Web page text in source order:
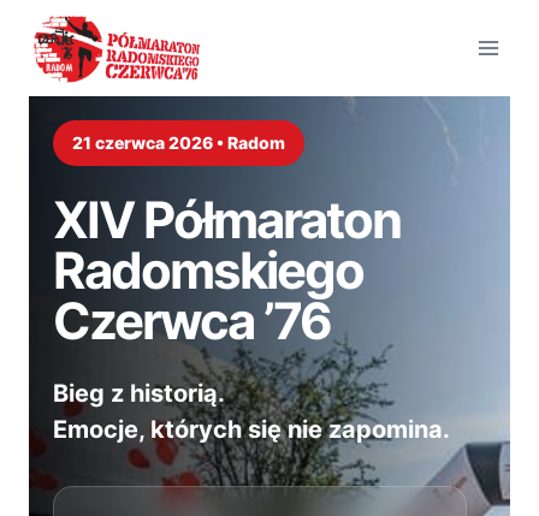
Przejdź
treści
21 czerwca 2026 • Radom
XIV Półmaraton
Radomskiego
Czerwca ’76
Bieg z historią.
Emocje, których się nie zapomina.